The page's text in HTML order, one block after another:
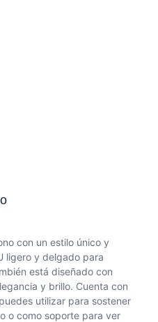
con un estilo único y
ligero y delgado para
está diseñado con
y brillo. Cuenta con
utilizar para sostener
o como soporte para ver